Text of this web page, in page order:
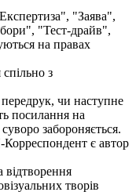
"Заява",
"Тест-драйв",
на правах
з
чи наступне
посилання на
забороняється.
Корреспондент є автор
відтворення
творів